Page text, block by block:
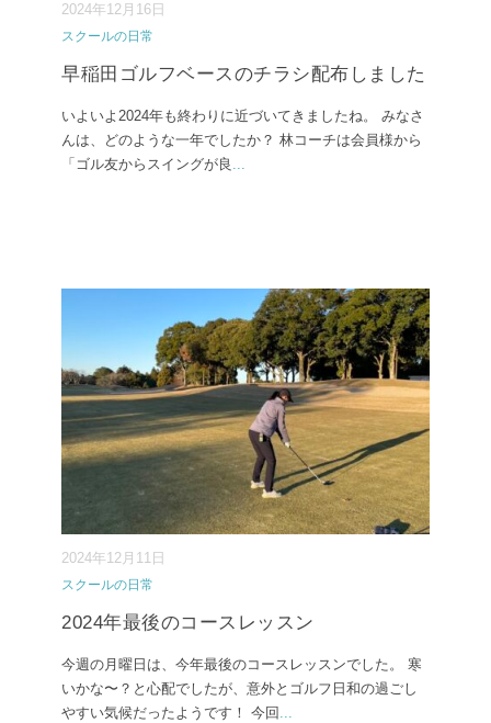
2024年12月16日
スクールの日常
早稲田ゴルフベースのチラシ配布しました
いよいよ2024年も終わりに近づいてきましたね。 みなさ
んは、どのような一年でしたか？ 林コーチは会員様から
「ゴル友からスイングが良 ...
2024年12月11日
スクールの日常
2024年最後のコースレッスン
今週の月曜日は、今年最後のコースレッスンでした。 寒
いかな〜？と心配でしたが、意外とゴルフ日和の過ごし
やすい気候だったようです！ 今回 ...